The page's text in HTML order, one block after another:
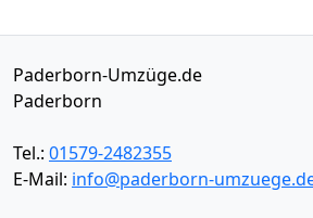
Paderborn-Umzüge.de
Paderborn
Tel.: 01579-2482355
E-Mail: info@paderborn-